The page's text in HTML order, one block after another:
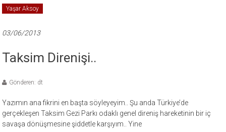
Yaşar Aksoy
03/06/2013
Taksim Direnişi..
Gönderen: dt
Yazımın ana fikrini en başta söyleyeyim.. Şu anda Türkiye’de
gerçekleşen Taksim Gezi Parkı odaklı genel direniş hareketinin bir iç
savaşa dönüşmesine şiddetle karşıyım.. Yine